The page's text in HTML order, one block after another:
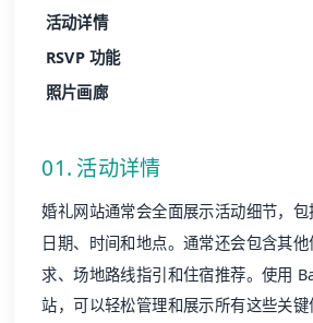
活动详情
RSVP 功能
照片画廊
01. 活动详情
婚礼网站通常会全面展示活动细节，
日期、时间和地点。通常还会包含其
求、场地路线指引和住宿推荐。使用
站，可以轻松管理和展示所有这些关